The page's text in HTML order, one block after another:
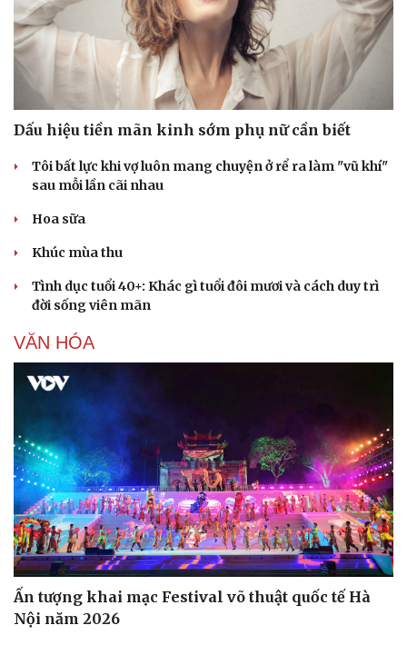
Sức khỏe
Cây thuốc
Sản phụ khoa
Nam khoa
Làm đẹp - giảm cân
Phòng mạch online
Ăn sạch sống khỏe
Blog
Dấu hiệu tiền mãn kinh sớm phụ nữ cần biết
Tôi bất lực khi vợ luôn mang chuyện ở rể ra làm "vũ khí"
sau mỗi lần cãi nhau
Hoa sữa
Khúc mùa thu
Tình dục tuổi 40+: Khác gì tuổi đôi mươi và cách duy trì
đời sống viên mãn
VĂN HÓA
Ấn tượng khai mạc Festival võ thuật quốc tế Hà
Nội năm 2026